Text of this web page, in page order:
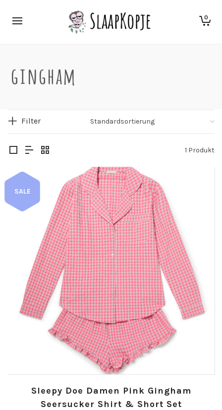
0
gingham
Filter
1 Produkt
SALE
Sleepy Doe Damen Pink Gingham
Seersucker Shirt & Short Set